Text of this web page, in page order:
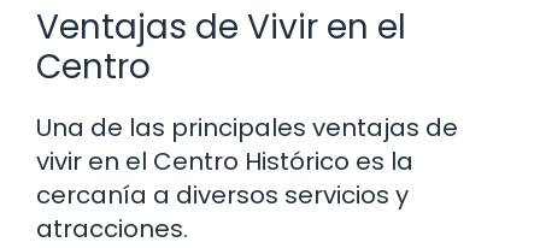
Ventajas de Vivir en el
Centro
Una de las principales ventajas de
vivir en el Centro Histórico es la
cercanía a diversos servicios y
atracciones.